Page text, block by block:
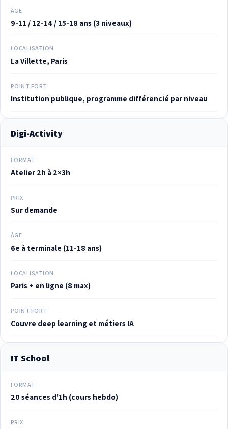
ÂGE
9-11 / 12-14 / 15-18 ans (3 niveaux)
LOCALISATION
La Villette, Paris
POINT FORT
Institution publique, programme différencié par niveau
Digi-Activity
FORMAT
Atelier 2h à 2×3h
PRIX
Sur demande
ÂGE
6e à terminale (11-18 ans)
LOCALISATION
Paris + en ligne (8 max)
POINT FORT
Couvre deep learning et métiers IA
IT School
FORMAT
20 séances d'1h (cours hebdo)
PRIX